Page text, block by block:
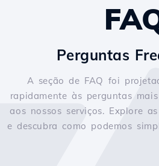
Perguntas
A seção de FAQ foi
rapidamente às perguntas
aos nossos serviços. Explore
e descubra como podemos